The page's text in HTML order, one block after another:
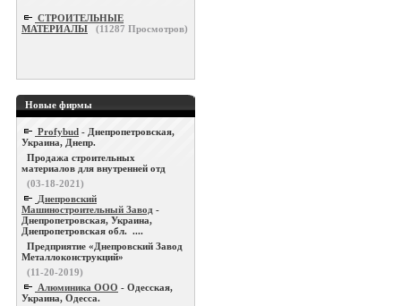
СТРОИТЕЛЬНЫЕ
МАТЕРИАЛЫ
(11287 Просмотров)
Новые фирмы
Profybud - Днепропетровская,
Украина, Днепр.
Продажа строительных
материалов для внутренней отд
(03-18-2021)
Днепровский
Машиностроительный Завод -
Днепропетровская, Украина,
Днепропетровская обл. ....
Предприятие «Днепровский Завод
Металлоконструкций»
(11-20-2019)
Алюминика ООО - Одесская,
Украина, Одесса.